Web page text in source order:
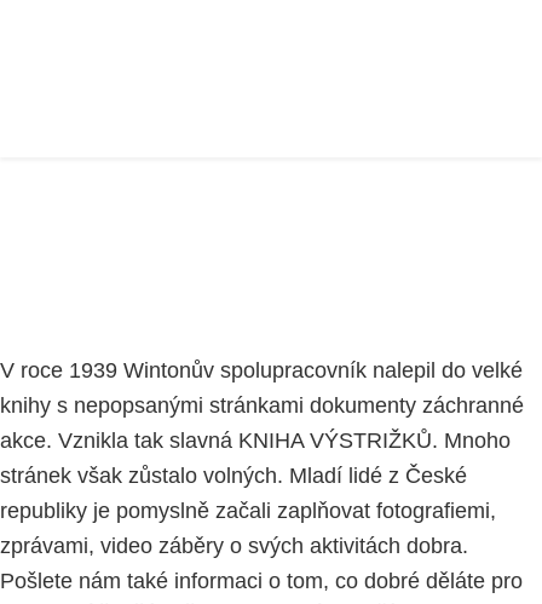
V roce 1939 Wintonův spolupracovník nalepil do velké
knihy s nepopsanými stránkami dokumenty záchranné
akce. Vznikla tak slavná KNIHA VÝSTRIŽKŮ. Mnoho
stránek však zůstalo volných. Mladí lidé z České
republiky je pomyslně začali zaplňovat fotografiemi,
zprávami, video záběry o svých aktivitách dobra.
Pošlete nám také informaci o tom, co dobré děláte pro